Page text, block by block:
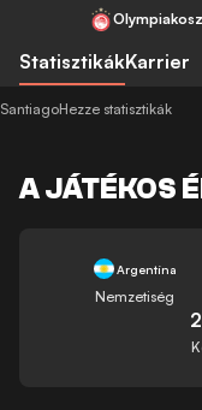
StatisztikákKarrier
SantiagoHezze statisztikák
A JÁTÉKOS
Argentína
Nemzetiség